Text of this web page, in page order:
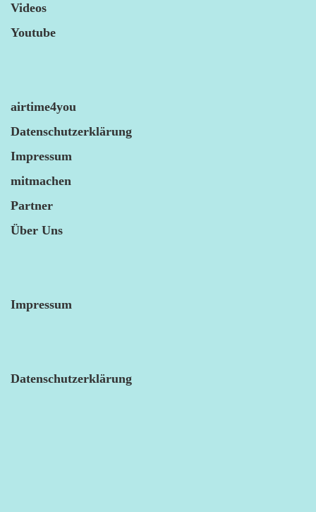
Videos
Youtube
airtime4you
Datenschutzerklärung
Impressum
mitmachen
Partner
Über Uns
Impressum
Datenschutzerklärung